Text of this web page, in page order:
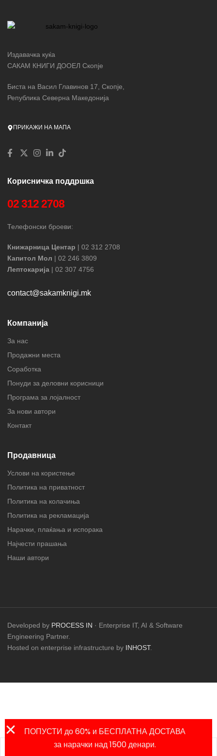
Издавачка куќа
САКАМ КНИГИ ДООЕЛ Скопје
Биста на Васил Главинов 17, Скопје,
Република Северна Македонија
ПРИКАЖИ НА МАПА
Корисничка поддршка
02 312 2708
Телефонски броеви:
Книжарница Центар | 02 312 2708
Капитол Мол | 02 246 3809
Лептокарија | 02 307 4756
contact@sakamknigi.mk
Компанија
За нас
Продажни места
Соработка
Понуди за деловни корисници
Програма за лојалност
За нови автори
Контакт
Продавница
Услови на користење
Политика на приватност
Политика на колачиња
Политика на рекламација
Нарачки, плаќања и испорака
Најчести прашања
Наши автори
Developed by PROCESS IN · Enterprise IT, AI & Software
Engineering Partner.
Hosted on enterprise infrastructure by INHOST.
ПОПУСТИ до 60% и БЕСПЛАТНА ДОСТАВА
за нарачки над 1500 денари.